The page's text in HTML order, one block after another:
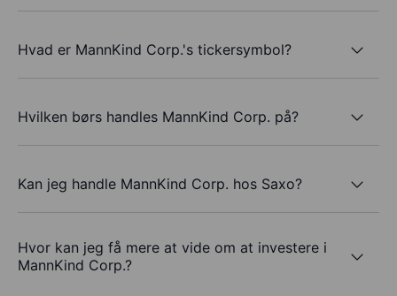
Hvad er MannKind Corp.'s tickersymbol?
Hvilken børs handles MannKind Corp. på?
Kan jeg handle MannKind Corp. hos Saxo?
Hvor kan jeg få mere at vide om at investere i
MannKind Corp.?